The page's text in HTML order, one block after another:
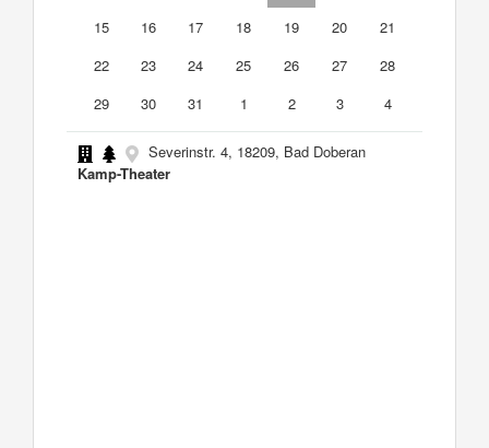
15
16 17 18 19 20
21
22
23 24 25 26 27
28
29
30 31 1 2 3 4
Severinstr. 4, 18209, Bad Doberan
Kamp-Theater